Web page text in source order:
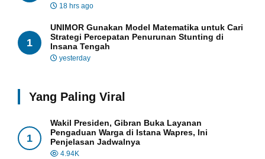
18 hrs ago
1
UNIMOR Gunakan Model Matematika untuk Cari
Strategi Percepatan Penurunan Stunting di
Insana Tengah
yesterday
Yang Paling Viral
1
Wakil Presiden, Gibran Buka Layanan
Pengaduan Warga di Istana Wapres, Ini
Penjelasan Jadwalnya
4.94K